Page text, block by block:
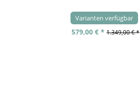
Varianten verfügbar
579,00 € * 1.349,00 € *